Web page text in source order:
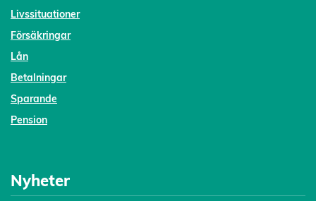
Livssituationer
Försäkringar
Lån
Betalningar
Sparande
Pension
Nyheter